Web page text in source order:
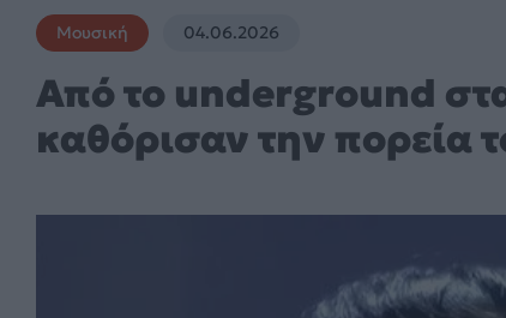
Μουσική 04.06.2026
Από το underground
καθόρισαν την πορεία